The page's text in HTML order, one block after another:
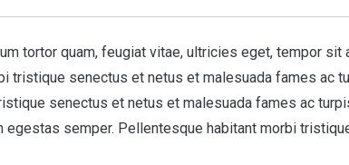
tortor quam, feugiat vitae, ultricies eget, tempor sit
tristique senectus et netus et malesuada fames ac
senectus et netus et malesuada fames ac
semper. Pellentesque habitant morbi